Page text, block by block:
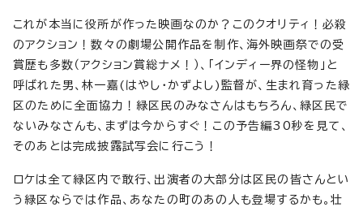
これが本当に役所が作った映画なのか？このクオリティ！必殺
のアクション！数々の劇場公開作品を制作、海外映画祭での受
賞歴も多数（アクション賞総ナメ！）、「インディー界の怪物」と
呼ばれた男、林一嘉(はやし・かずよし)監督が、生まれ育った緑
区のために全面協力！緑区民のみなさんはもちろん、緑区民で
ないみなさんも、まずは今からすぐ！この予告編30秒を見て、
そのあとは完成披露試写会に行こう！
ロケは全て緑区内で敢行、出演者の大部分は区民の皆さんとい
う緑区ならでは作品、あなたの町のあの人も登場するかも。壮